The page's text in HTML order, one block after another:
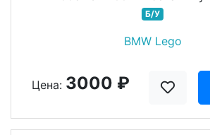
Б/У
BMW Lego
Цена: 3000 ₽